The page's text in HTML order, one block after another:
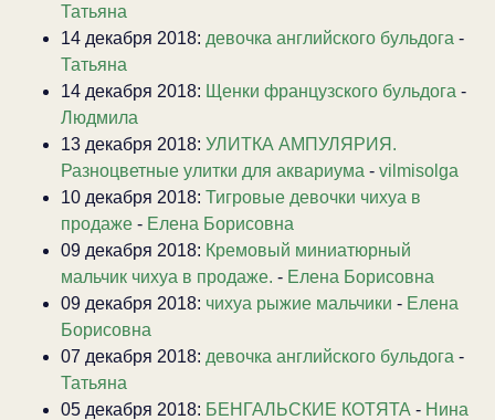
Татьяна
14 декабря 2018: девочка английского бульдога -
Татьяна
14 декабря 2018: Щенки французского бульдога -
Людмила
13 декабря 2018: УЛИТКА АМПУЛЯРИЯ.
Разноцветные улитки для аквариума - vilmisolga
10 декабря 2018: Тигровые девочки чихуа в
продаже - Елена Борисовна
09 декабря 2018: Кремовый миниатюрный
мальчик чихуа в продаже. - Елена Борисовна
09 декабря 2018: чихуа рыжие мальчики - Елена
Борисовна
07 декабря 2018: девочка английского бульдога -
Татьяна
05 декабря 2018: БЕНГАЛЬСКИЕ КОТЯТА - Нина